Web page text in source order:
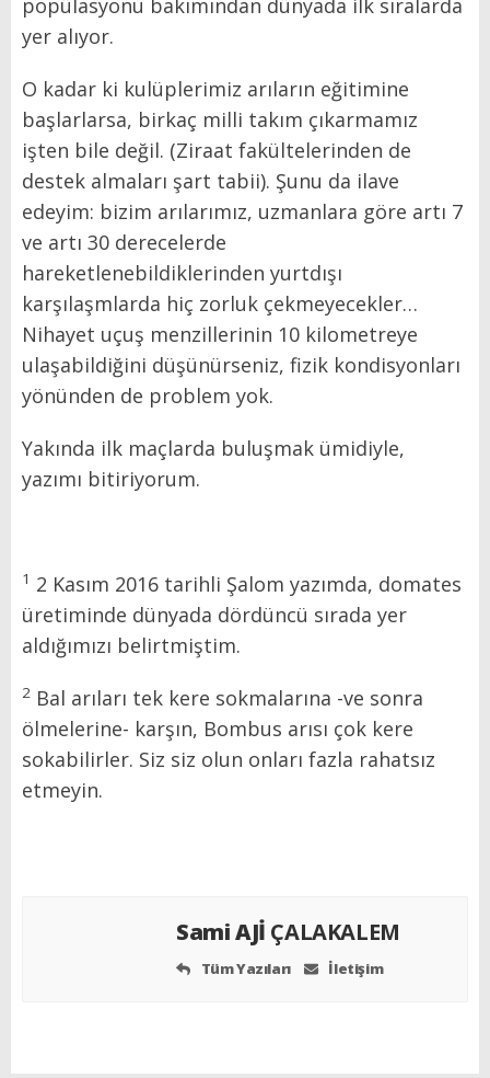
popülasyonu bakımından dünyada ilk sıralarda
yer alıyor.
O kadar ki kulüplerimiz arıların eğitimine
başlarlarsa, birkaç milli takım çıkarmamız
işten bile değil. (Ziraat fakültelerinden de
destek almaları şart tabii). Şunu da ilave
edeyim: bizim arılarımız, uzmanlara göre artı 7
ve artı 30 derecelerde
hareketlenebildiklerinden yurtdışı
karşılaşmlarda hiç zorluk çekmeyecekler…
Nihayet uçuş menzillerinin 10 kilometreye
ulaşabildiğini düşünürseniz, fizik kondisyonları
yönünden de problem yok.
Yakında ilk maçlarda buluşmak ümidiyle,
yazımı bitiriyorum.
1 2 Kasım 2016 tarihli Şalom yazımda, domates
üretiminde dünyada dördüncü sırada yer
aldığımızı belirtmiştim.
2 Bal arıları tek kere sokmalarına -ve sonra
ölmelerine- karşın, Bombus arısı çok kere
sokabilirler. Siz siz olun onları fazla rahatsız
etmeyin.
Sami AJİ ÇALAKALEM
Tüm Yazıları İletişim